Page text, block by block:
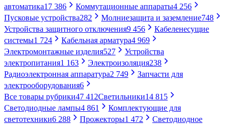
автоматика17 386 Коммутационные аппараты4 256
Пусковые устройства282 Молниезащита и заземление748
Устройства защитного отключения9 456
Кабеленесущие
системы1 724 Кабельная арматура4 969
Электромонтажные изделия527
Устройства
электропитания1 163 Электроизоляция238
Радиоэлектронная аппаратура2 749
Запчасти для
электрооборудования6
Все товары рубрики47 412Светильники14 815
Светодиодные лампы4 861
Комплектующие для
светотехники6 288 Прожекторы1 472
Светодиодное